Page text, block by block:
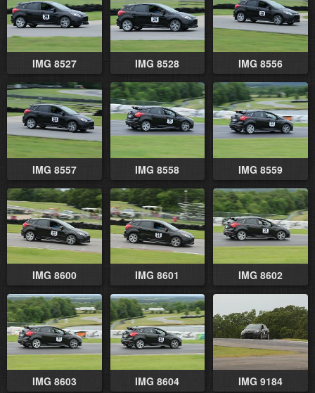
IMG 8527 IMG 8528 IMG 8556
IMG 8557 IMG 8558 IMG 8559
IMG 8600 IMG 8601 IMG 8602
IMG 8603 IMG 8604 IMG 9184